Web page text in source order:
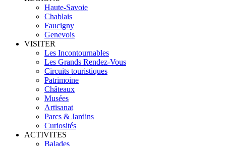
Haute-Savoie
Chablais
Faucigny
Genevois
VISITER
Les Incontournables
Les Grands Rendez-Vous
Circuits touristiques
Patrimoine
Châteaux
Musées
Artisanat
Parcs & Jardins
Curiosités
ACTIVITES
Balades